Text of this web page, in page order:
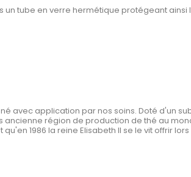
tube en verre hermétique protégeant ainsi
avec application par nos soins. Doté d'un
région de production de thé au
1986 la reine Elisabeth II se le vit offrir